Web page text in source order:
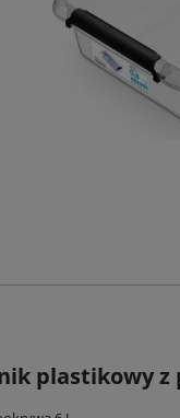
plastikowy z